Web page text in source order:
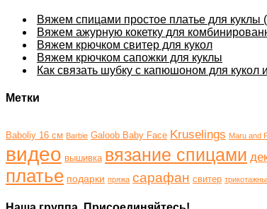
Вяжем спицами простое платье для куклы
Вяжем ажурную кокетку для
Вяжем крючком свитер для кукол
Вяжем крючком сапожки для куклы
Как связать шубку с капюшоном для кукол
Метки
Baboliy 16 см Barbie Galoob Baby Face Kruselings Maru and
видео вышивка вязание спицами
платье подарки пряжа сарафан свитер